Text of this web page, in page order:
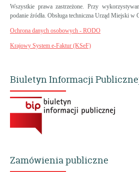
Wszystkie prawa zastrzeżone. Przy
podanie źródła. Obsługa techniczna Urząd Miejski w
Ochrona danych osobowych - RODO
Krajowy System e-Faktur (KSeF)
Biuletyn Informacji
Zamówienia publiczne